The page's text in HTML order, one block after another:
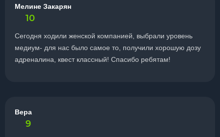
Мелине Закарян
10
Сегодня ходили женской компанией, выбрали уровень
медиум- для нас было самое то, получили хорошую дозу
адреналина, квест классный! Спасибо ребятам!
Вера
9